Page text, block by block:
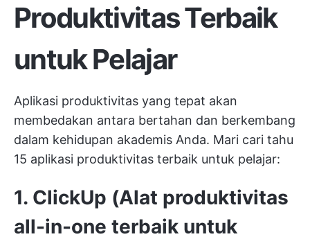
Produktivitas Terbaik
untuk Pelajar
Aplikasi produktivitas yang tepat akan
membedakan antara bertahan dan berkembang
dalam kehidupan akademis Anda. Mari cari tahu
15 aplikasi produktivitas terbaik untuk pelajar:
1. ClickUp (Alat produktivitas
all-in-one terbaik untuk